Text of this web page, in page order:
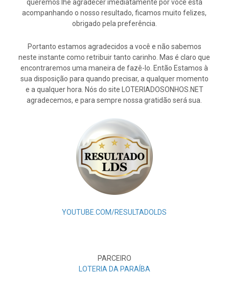
queremos lhe agradecer imediatamente por você está
acompanhando o nosso resultado, ficamos muito felizes,
obrigado pela preferência.
Portanto estamos agradecidos a você e não sabemos
neste instante como retribuir tanto carinho. Mas é claro que
encontraremos uma maneira de fazê-lo. Então Estamos à
sua disposição para quando precisar, a qualquer momento
e a qualquer hora. Nós do site LOTERIADOSONHOS.NET
agradecemos, e para sempre nossa gratidão será sua.
YOUTUBE.COM/RESULTADOLDS
PARCEIRO
LOTERIA DA PARAÍBA